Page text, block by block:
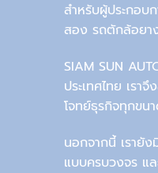
สำหรับผู้ประกอบ
สอง รถตักล้อยา
SIAM SUN
ประเทศไทย เราจึ
โจทย์ธุรกิจทุกขน
นอกจากนี้ เรายัง
แบบครบวงจร แ